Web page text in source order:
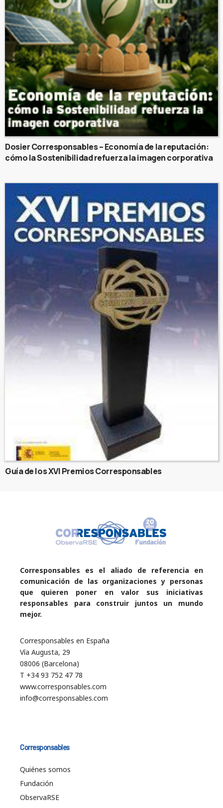
Dosier Corresponsables – Economía de la reputación:
cómo la Sostenibilidad refuerza la imagen corporativa
Guía de los XVI Premios Corresponsables
Corresponsables es el aliado de referencia en
comunicación de las organizaciones y personas
que quieren poner en valor sus iniciativas
responsables para construir juntos un mundo
mejor.
Corresponsables en España
Vía Augusta, 29
08006 (Barcelona)
T +34 93 752 47 78
www.corresponsables.com
info@corresponsables.com
Corresponsables
Quiénes somos
Fundación
ObservaRSE